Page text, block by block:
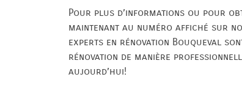
Pour plus d’informations ou pour
maintenant au numéro affiché sur
experts en rénovation Bouqueval
rénovation de manière
aujourd’hui!